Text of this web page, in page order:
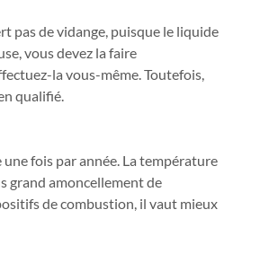
pas de vidange, puisque le liquide
vous devez la faire
la vous-même. Toutefois,
qualifié.
fois par année. La température
grand amoncellement de
de combustion, il vaut mieux